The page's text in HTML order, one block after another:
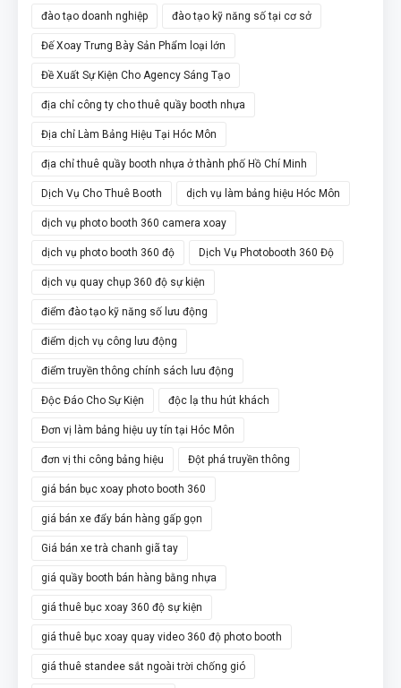
đào tạo doanh nghiệp đào tạo kỹ năng số tại cơ sở
Đế Xoay Trưng Bày Sản Phẩm loại lớn
Đề Xuất Sự Kiện Cho Agency Sáng Tạo
địa chỉ công ty cho thuê quầy booth nhựa
Địa chỉ Làm Bảng Hiệu Tại Hóc Môn
địa chỉ thuê quầy booth nhựa ở thành phố Hồ Chí Minh
Dịch Vụ Cho Thuê Booth dịch vụ làm bảng hiệu Hóc Môn
dịch vụ photo booth 360 camera xoay
dịch vụ photo booth 360 độ Dịch Vụ Photobooth 360 Độ
dịch vụ quay chụp 360 độ sự kiện
điểm đào tạo kỹ năng số lưu động
điểm dịch vụ công lưu động
điểm truyền thông chính sách lưu động
Độc Đáo Cho Sự Kiện độc lạ thu hút khách
Đơn vị làm bảng hiệu uy tín tại Hóc Môn
đơn vị thi công bảng hiệu Đột phá truyền thông
giá bán bục xoay photo booth 360
giá bán xe đẩy bán hàng gấp gọn
Giá bán xe trà chanh giã tay
giá quầy booth bán hàng bằng nhựa
giá thuê bục xoay 360 độ sự kiện
giá thuê bục xoay quay video 360 độ photo booth
giá thuê standee sắt ngoài trời chống gió